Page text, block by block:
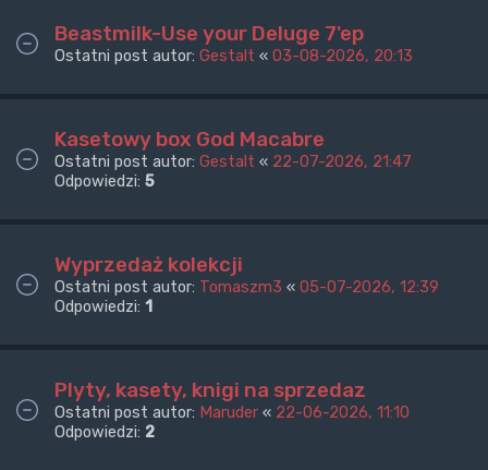
Beastmilk-Use your Deluge 7'ep
Ostatni post autor: Gestalt « 03-08-2026, 20:13
Kasetowy box God Macabre
Ostatni post autor: Gestalt « 22-07-2026, 21:47
Odpowiedzi: 5
Wyprzedaż kolekcji
Ostatni post autor: Tomaszm3 « 05-07-2026, 12:39
Odpowiedzi: 1
Plyty, kasety, knigi na sprzedaz
Ostatni post autor: Maruder « 22-06-2026, 11:10
Odpowiedzi: 2